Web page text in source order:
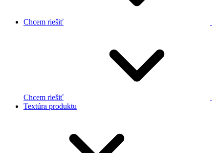
Chcem riešiť
Chcem riešiť
Textúra produktu